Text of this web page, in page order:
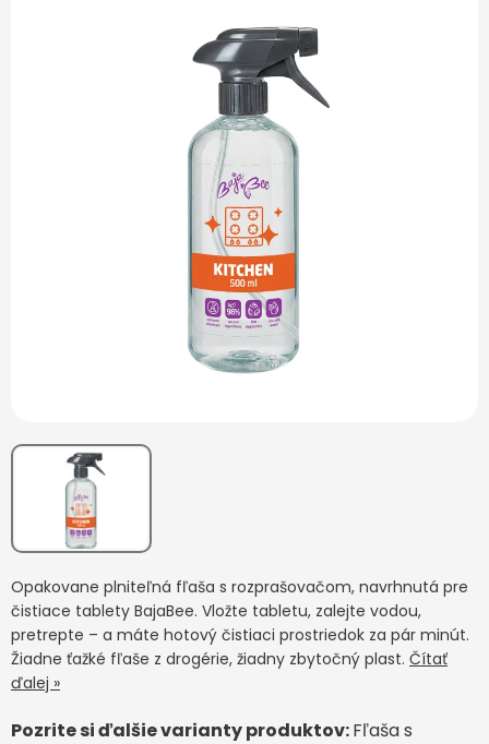
Opakovane plniteľná fľaša s rozprašovačom, navrhnutá pre
čistiace tablety BajaBee. Vložte tabletu, zalejte vodou,
pretrepte – a máte hotový čistiaci prostriedok za pár minút.
Žiadne ťažké fľaše z drogérie, žiadny zbytočný plast. Čítať
ďalej »
Pozrite si ďalšie varianty produktov:Fľaša s